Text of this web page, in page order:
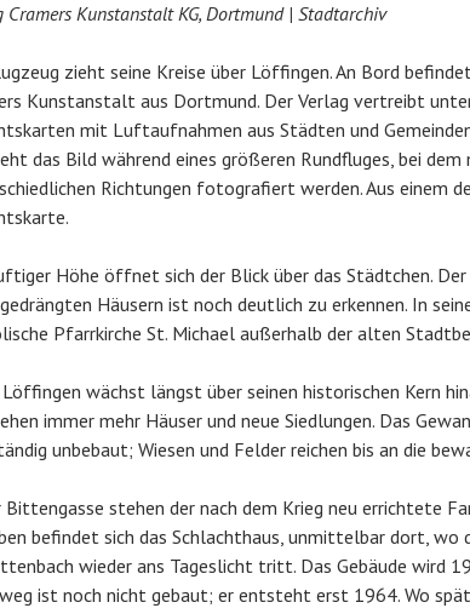
Cramers Kunstanstalt KG, Dortmund | Stadtarchiv
zieht seine Kreise über Löffingen. An Bord
Kunstanstalt aus Dortmund. Der Verlag vertreibt
mit Luftaufnahmen aus Städten und
das Bild während eines größeren Rundfluges, bei dem
Richtungen fotografiert werden. Aus einem
Höhe öffnet sich der Blick über das Städtchen.
Häusern ist noch deutlich zu erkennen. In
Pfarrkirche St. Michael außerhalb der alten
wächst längst über seinen historischen Kern
immer mehr Häuser und neue Siedlungen. Das
unbebaut; Wiesen und Felder reichen bis an die
Bittengasse stehen der nach dem Krieg neu errichtete
befindet sich das Schlachthaus, unmittelbar dort,
wieder ans Tageslicht tritt. Das Gebäude wird
ist noch nicht gebaut; er entsteht erst 1964. Wo